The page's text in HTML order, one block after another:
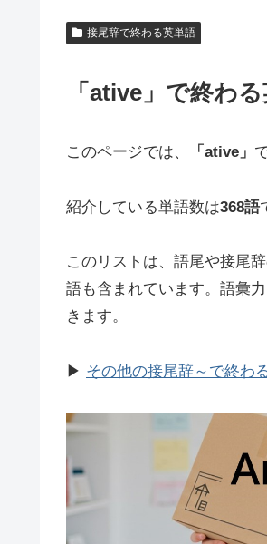
接尾辞で終わる英単語
「ative」で終わ
このページでは、 「ative」
紹介している単語数は368語
このリストは、語尾や接尾
語も含まれています。語彙
きます。
▶ その他の接尾辞～で終わ